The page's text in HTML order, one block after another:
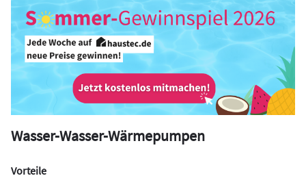
Wasser-Wasser-Wärmepumpen
Vorteile